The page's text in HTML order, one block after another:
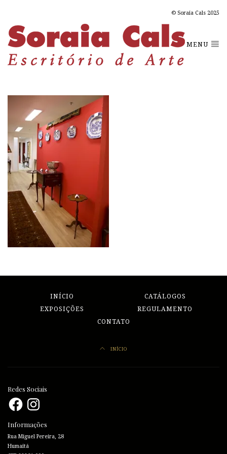
© Soraia Cals 2025
MENU
INÍCIO
CATÁLOGOS
EXPOSIÇÕES
REGULAMENTO
CONTATO
INÍCIO
Redes Sociais
FacebookInstagram
Informações
Rua Miguel Pereira, 28
Humaitá